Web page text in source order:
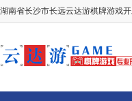
湖南省长沙市长远云达游棋牌游戏